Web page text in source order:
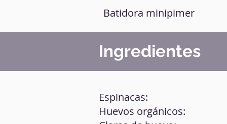
Batidora minipimer
Ingredientes
Espinacas:
Huevos orgánicos: